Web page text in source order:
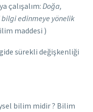
çalışalım:Doğa,
edinmeye yönelik
maddesi )
sürekli değişkenliği
bilim midir ? Bilim